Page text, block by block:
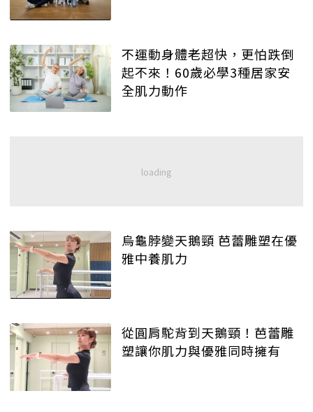
不運動身體老超快，更怕跌倒
起不來！60歲必學3種居家安
全肌力動作
烏龜脖變天鵝頸 芭蕾雕塑在優
雅中養肌力
從圓肩駝背到天鵝頸！芭蕾雕
塑讓你肌力與優雅同時擁有